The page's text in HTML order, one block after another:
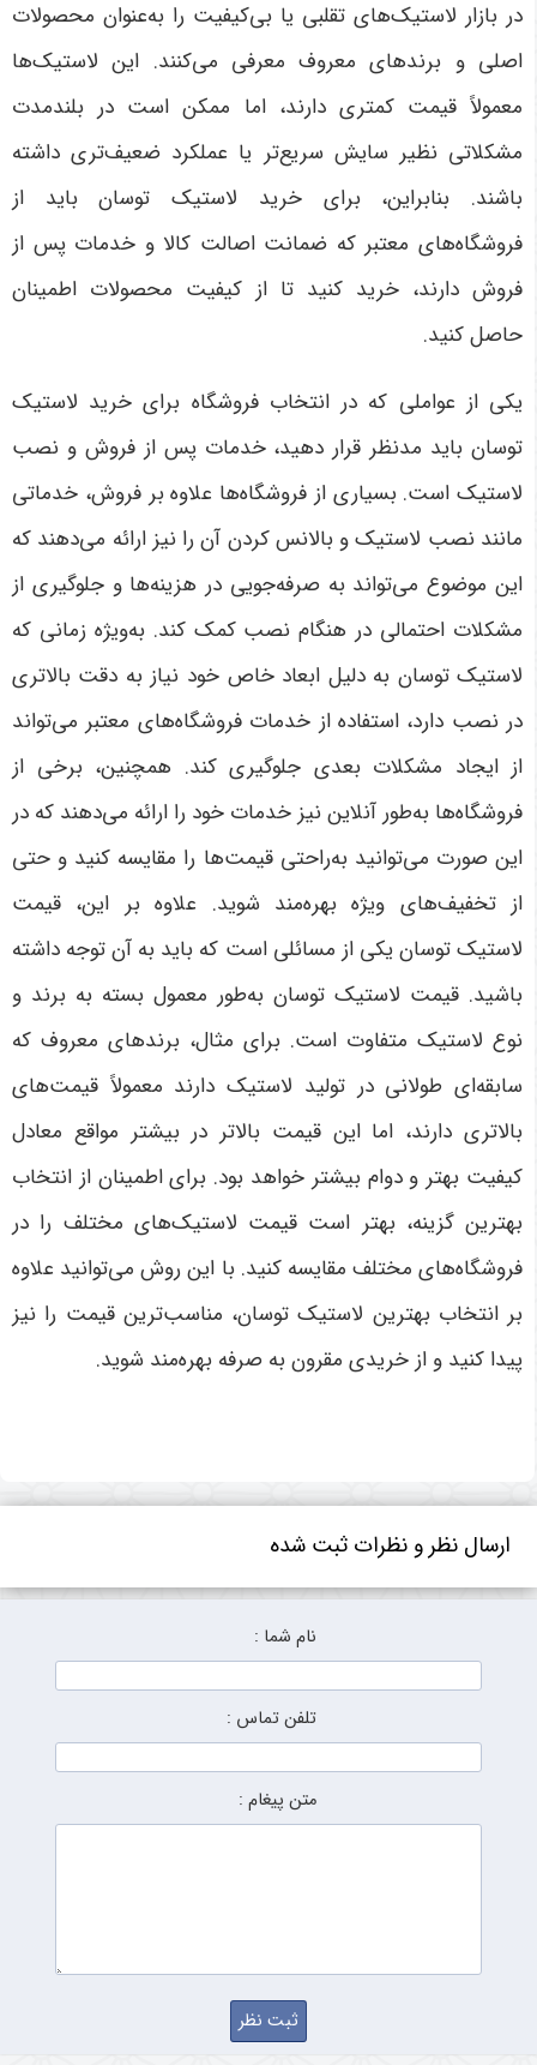
در بازار لاستیک‌های تقلبی یا بی‌کیفیت را به‌عنوان محصولات
اصلی و برندهای معروف معرفی می‌کنند. این لاستیک‌ها
معمولاً قیمت کمتری دارند، اما ممکن است در بلندمدت
مشکلاتی نظیر سایش سریع‌تر یا عملکرد ضعیف‌تری داشته
باشند. بنابراین، برای خرید لاستیک توسان باید از
فروشگاه‌های معتبر که ضمانت اصالت کالا و خدمات پس از
فروش دارند، خرید کنید تا از کیفیت محصولات اطمینان
حاصل کنید.
یکی از عواملی که در انتخاب فروشگاه برای خرید لاستیک
توسان باید مدنظر قرار دهید، خدمات پس از فروش و نصب
لاستیک است. بسیاری از فروشگاه‌ها علاوه بر فروش، خدماتی
مانند نصب لاستیک و بالانس کردن آن را نیز ارائه می‌دهند که
این موضوع می‌تواند به صرفه‌جویی در هزینه‌ها و جلوگیری از
مشکلات احتمالی در هنگام نصب کمک کند. به‌ویژه زمانی که
لاستیک توسان به دلیل ابعاد خاص خود نیاز به دقت بالاتری
در نصب دارد، استفاده از خدمات فروشگاه‌های معتبر می‌تواند
از ایجاد مشکلات بعدی جلوگیری کند. همچنین، برخی از
فروشگاه‌ها به‌طور آنلاین نیز خدمات خود را ارائه می‌دهند که در
این صورت می‌توانید به‌راحتی قیمت‌ها را مقایسه کنید و حتی
از تخفیف‌های ویژه بهره‌مند شوید. علاوه بر این، قیمت
لاستیک توسان یکی از مسائلی است که باید به آن توجه داشته
باشید. قیمت لاستیک توسان به‌طور معمول بسته به برند و
نوع لاستیک متفاوت است. برای مثال، برندهای معروف که
سابقه‌ای طولانی در تولید لاستیک دارند معمولاً قیمت‌های
بالاتری دارند، اما این قیمت بالاتر در بیشتر مواقع معادل
کیفیت بهتر و دوام بیشتر خواهد بود. برای اطمینان از انتخاب
بهترین گزینه، بهتر است قیمت لاستیک‌های مختلف را در
فروشگاه‌های مختلف مقایسه کنید. با این روش می‌توانید علاوه
بر انتخاب بهترین لاستیک توسان، مناسب‌ترین قیمت را نیز
پیدا کنید و از خریدی مقرون به صرفه بهره‌مند شوید.
ارسال نظر و نظرات ثبت شده
نام شما :
تلفن تماس :
متن پیغام :